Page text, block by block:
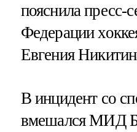
пояснила пресс-
Федерации
Евгения
В инцидент со
вмешался МИД